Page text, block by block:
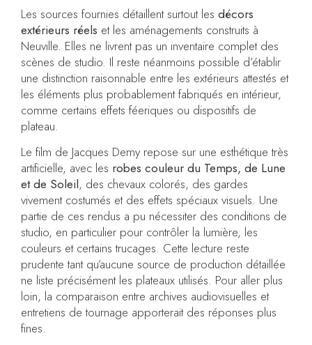
Les sources fournies détaillent surtout les décors
extérieurs réels et les aménagements construits à
Neuville. Elles ne livrent pas un inventaire complet des
scènes de studio. Il reste néanmoins possible d’établir
une distinction raisonnable entre les extérieurs attestés et
les éléments plus probablement fabriqués en intérieur,
comme certains effets féeriques ou dispositifs de
plateau.
Le film de Jacques Demy repose sur une esthétique très
artificielle, avec les robes couleur du Temps, de Lune
et de Soleil, des chevaux colorés, des gardes
vivement costumés et des effets spéciaux visuels. Une
partie de ces rendus a pu nécessiter des conditions de
studio, en particulier pour contrôler la lumière, les
couleurs et certains trucages. Cette lecture reste
prudente tant qu’aucune source de production détaillée
ne liste précisément les plateaux utilisés. Pour aller plus
loin, la comparaison entre archives audiovisuelles et
entretiens de tournage apporterait des réponses plus
fines.